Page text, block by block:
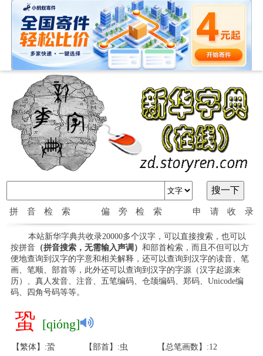
拼音检索 偏旁检索 申请收录
本站新华字典共收录20000多个汉字，可以直接搜索，也可以
按拼音（拼音搜索，无需输入声调） 和部首检索，而且不但可以方
便地查询到汉字的字意和相关解释，还可以查询到汉字的读音、笔
画、笔顺、部首等，此外还可以查询到汉字的字源（汉字起源来
历）、真人发音、注音、五笔编码、仓颉编码、郑码、Unicode编
码、四角号码等等。
蛩 [qióng]
【繁体】:蛩 【部首】:虫 【总笔画数】:12